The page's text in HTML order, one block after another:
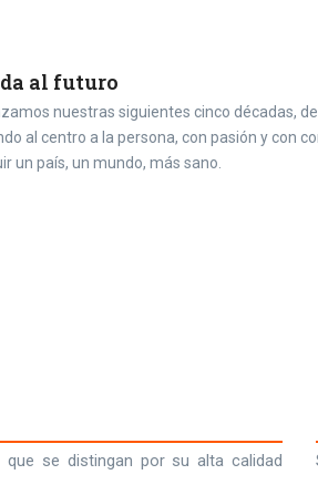
al futuro
nuestras siguientes cinco décadas,
al centro a la persona, con pasión y con
un país, un mundo, más sano.
que se distingan por su alta calidad